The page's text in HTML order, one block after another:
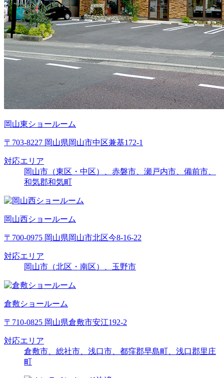
岡山東ショールーム
〒703-8227 岡山県岡山市中区兼基172-1
対応エリア
岡山市（東区・中区）、赤磐市、瀬戸内市、備前市、
和気郡和気町
岡山西ショールーム
〒700-0975 岡山県岡山市北区今8-16-22
対応エリア
岡山市（北区・南区）、玉野市
倉敷ショールーム
〒710-0825 岡山県倉敷市安江192-2
対応エリア
倉敷市、総社市、浅口市、都窪郡早島町、浅口郡里庄
町